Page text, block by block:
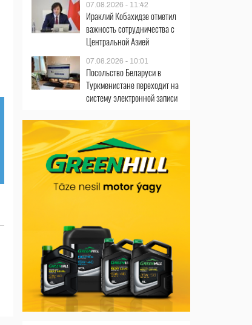
07.08.2026 - 11:42
Ираклий Кобахидзе отметил
важность сотрудничества с
Центральной Азией
07.08.2026 - 10:01
Посольство Беларуси в
Туркменистане переходит на
систему электронной записи